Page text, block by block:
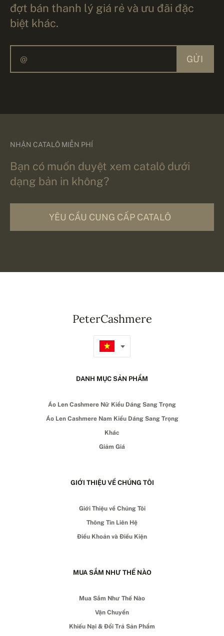
đợt bán thanh lý giá rẻ và ưu đãi đặc
biệt khác.
GỬI
NHẬN CATALÔ MIỄN PHÍ
Bạn có muốn duyệt xem catalô dưới
dạng bản in không?
YÊU CẦU CUNG CẤP CATALÔ
PeterCashmere
DANH MỤC SẢN PHẨM
Áo Len Cashmere Nữ Kiểu Dáng Sang Trọng
Áo Len Cashmere Nam Kiểu Dáng Sang Trọng
Khác
Giảm Giá
GIỚI THIỆU VỀ CHÚNG TÔI
Giới Thiệu về Chúng Tôi
Thông Tin Liên Hệ
Điều Khoản và Điều Kiện
MUA SẮM NHƯ THẾ NÀO
Mua Sắm Như Thế Nào
Vận Chuyển
Khiếu Nại & Đổi Trả Sản Phẩm